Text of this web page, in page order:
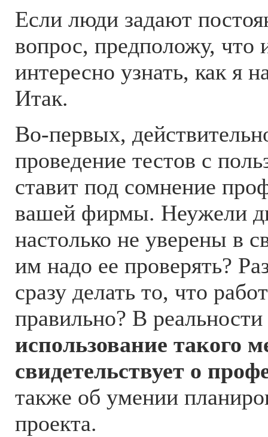
Если люди задают
вопрос, предположу, что
интересно узнать, как я
Итак.
Во-первых,
проведение тестов с
ставит под сомнение
вашей фирмы. Неужели
настолько не уверены в
им надо ее проверять?
сразу делать то, что
правильно? В
использование такого
свидетельствует о
также об умении
проекта.